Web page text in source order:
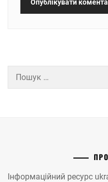
Інформаційний ресурс